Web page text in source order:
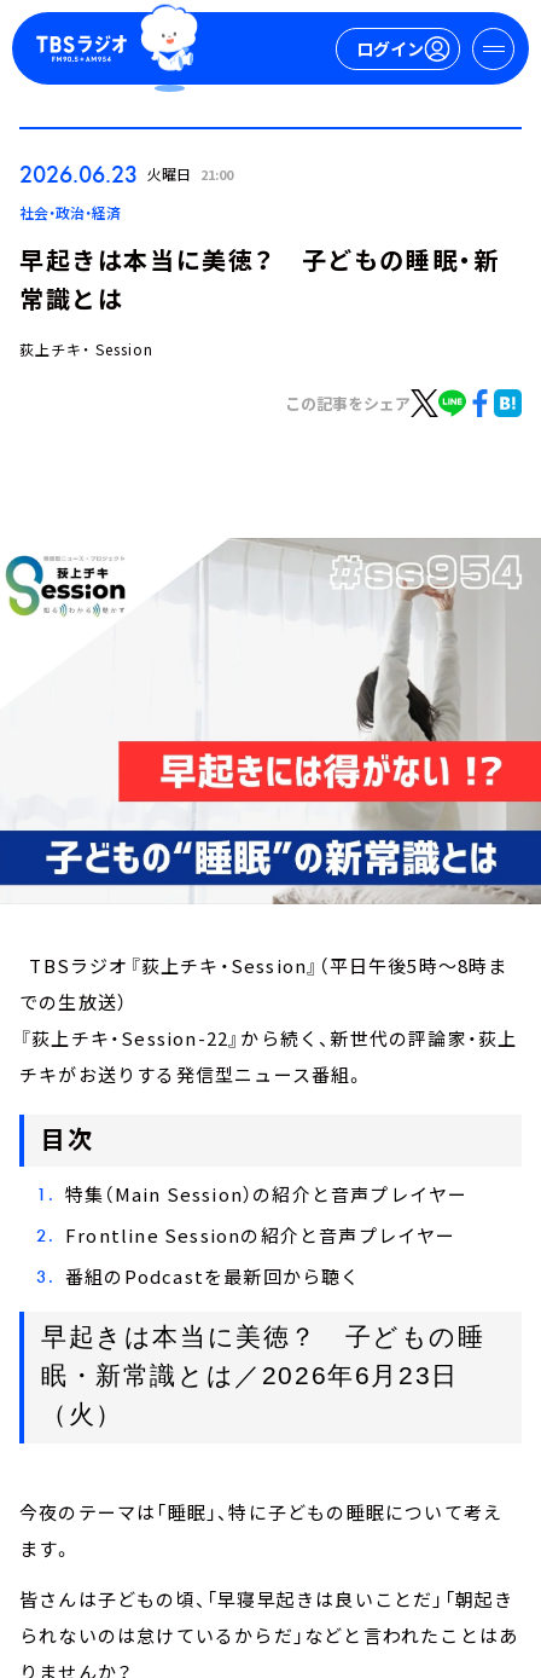
ログイン
お知らせ
イベント・グッズ
YouTube
2026.06.23 火曜日 21:00
社会・政治・経済
早起きは本当に美徳？ 子どもの睡眠・新
常識とは
荻上チキ・ Session
この記事をシェア
TBSラジオ『荻上チキ・Session』（平日午後5時～8時ま
での生放送）
『荻上チキ・Session-22』から続く、新世代の評論家・荻上
チキがお送りする発信型ニュース番組。
目次
特集（Main Session）の紹介と音声プレイヤー
Frontline Sessionの紹介と音声プレイヤー
番組のPodcastを最新回から聴く
早起きは本当に美徳？　子どもの睡
眠・新常識とは／2026年6月23日
（火）
今夜のテーマは「睡眠」、特に子どもの睡眠について考え
ます。
皆さんは子どもの頃、「早寝早起きは良いことだ」「朝起き
られないのは怠けているからだ」などと言われたことはあ
りませんか？